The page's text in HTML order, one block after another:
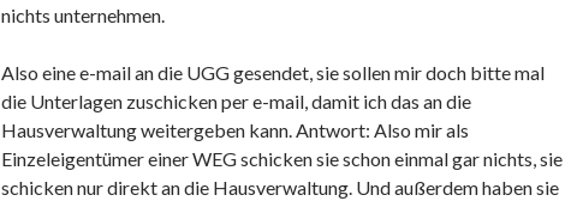
nichts unternehmen.
Also eine e-mail an die UGG gesendet, sie sollen mir doch bitte mal
die Unterlagen zuschicken per e-mail, damit ich das an die
Hausverwaltung weitergeben kann. Antwort: Also mir als
Einzeleigentümer einer WEG schicken sie schon einmal gar nichts, sie
schicken nur direkt an die Hausverwaltung. Und außerdem haben sie